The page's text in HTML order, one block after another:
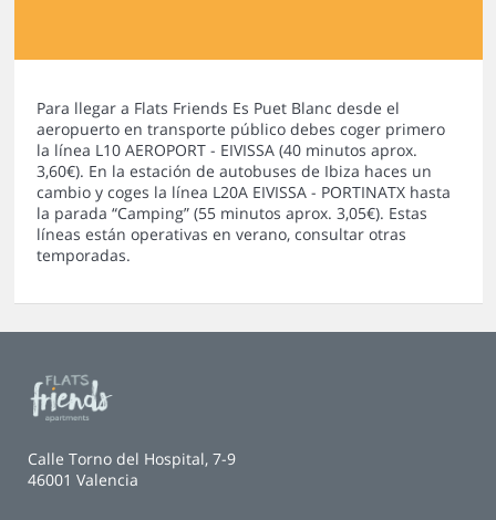
Para llegar a Flats Friends Es Puet Blanc desde el
aeropuerto en transporte público debes coger primero
la línea L10 AEROPORT - EIVISSA (40 minutos aprox.
3,60€). En la estación de autobuses de Ibiza haces un
cambio y coges la línea L20A EIVISSA - PORTINATX hasta
la parada “Camping” (55 minutos aprox. 3,05€). Estas
líneas están operativas en verano, consultar otras
temporadas.
Calle Torno del Hospital, 7-9
46001 Valencia